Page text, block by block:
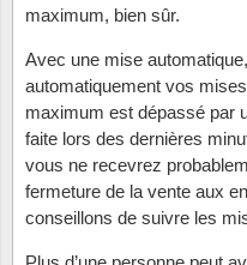
maximum, bien sûr.
Avec une mise
automatiquement vos
maximum est dépassé par
faite lors des dernières
vous ne recevrez
fermeture de la vente aux
conseillons de suivre les
Vignettes de Noël et
Pour le nouveau
Fournitures de bureau
Divers accessoires
Jeux de cartes à
Politique de